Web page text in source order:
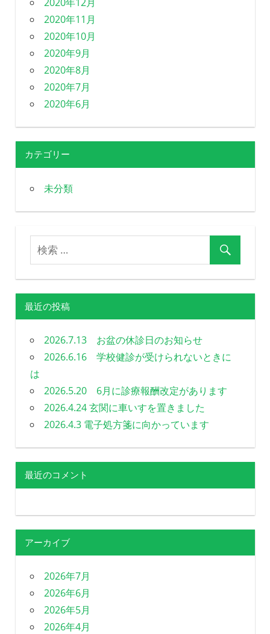
2020年11月
2020年10月
2020年9月
2020年8月
2020年7月
2020年6月
カテゴリー
未分類
最近の投稿
2026.7.13 お盆の休診日のお知らせ
2026.6.16 学校健診が受けられないときに
は
2026.5.20 6月に診療報酬改定があります
2026.4.24 玄関に車いすを置きました
2026.4.3 電子処方箋に向かっています
最近のコメント
アーカイブ
2026年7月
2026年6月
2026年5月
2026年4月